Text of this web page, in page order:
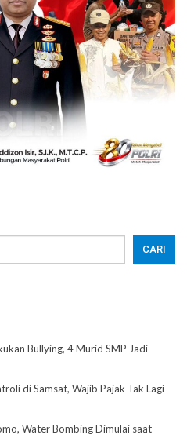
CARI
Bullying, 4 Murid SMP Jadi
di Samsat, Wajib Pajak Tak Lagi
Water Bombing Dimulai saat